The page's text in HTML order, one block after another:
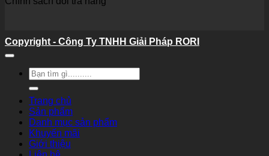
Copyright - Công Ty TNHH Giải Pháp RORI
Tìm
kiếm:
Trang chủ
Sản phẩm
Danh mục sản phẩm
Khuyến mãi
Giới thiệu